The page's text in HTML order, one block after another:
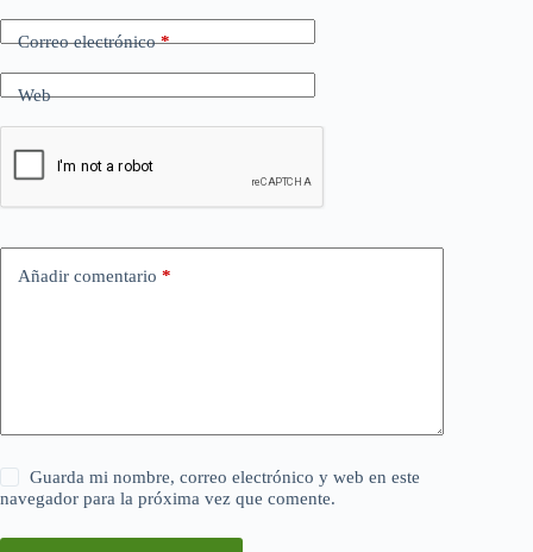
Correo electrónico*
Web
Añadir comentario *
Guarda mi nombre, correo electrónico y web en este
navegador para la próxima vez que comente.